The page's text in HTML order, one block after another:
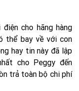
cho hãng hàng
thể bay về với con
hay tin này đã lập
cho Peggy đến
trả toàn bộ chi phí